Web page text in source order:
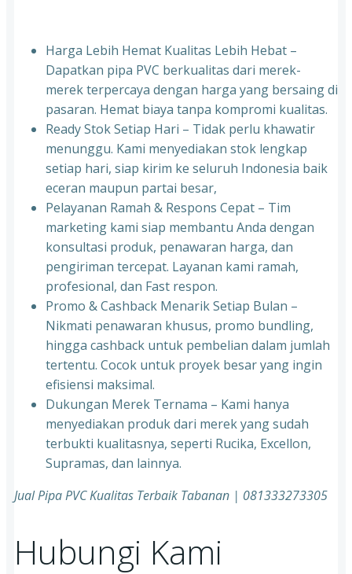
Harga Lebih Hemat Kualitas Lebih Hebat –
Dapatkan pipa PVC berkualitas dari merek-
merek terpercaya dengan harga yang bersaing di
pasaran. Hemat biaya tanpa kompromi kualitas.
Ready Stok Setiap Hari – Tidak perlu khawatir
menunggu. Kami menyediakan stok lengkap
setiap hari, siap kirim ke seluruh Indonesia baik
eceran maupun partai besar,
Pelayanan Ramah & Respons Cepat – Tim
marketing kami siap membantu Anda dengan
konsultasi produk, penawaran harga, dan
pengiriman tercepat. Layanan kami ramah,
profesional, dan Fast respon.
Promo & Cashback Menarik Setiap Bulan –
Nikmati penawaran khusus, promo bundling,
hingga cashback untuk pembelian dalam jumlah
tertentu. Cocok untuk proyek besar yang ingin
efisiensi maksimal.
Dukungan Merek Ternama – Kami hanya
menyediakan produk dari merek yang sudah
terbukti kualitasnya, seperti Rucika, Excellon,
Supramas, dan lainnya.
Jual Pipa PVC Kualitas Terbaik Tabanan | 081333273305
Hubungi Kami